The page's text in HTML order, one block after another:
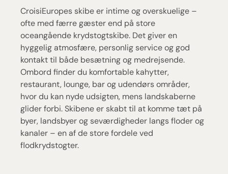
CroisiEuropes skibe er intime og overskuelige –
ofte med færre gæster end på store
oceangående krydstogtskibe. Det giver en
hyggelig atmosfære, personlig service og god
kontakt til både besætning og medrejsende.
Ombord finder du komfortable kahytter,
restaurant, lounge, bar og udendørs områder,
hvor du kan nyde udsigten, mens landskaberne
glider forbi. Skibene er skabt til at komme tæt på
byer, landsbyer og seværdigheder langs floder og
kanaler – en af de store fordele ved
flodkrydstogter.